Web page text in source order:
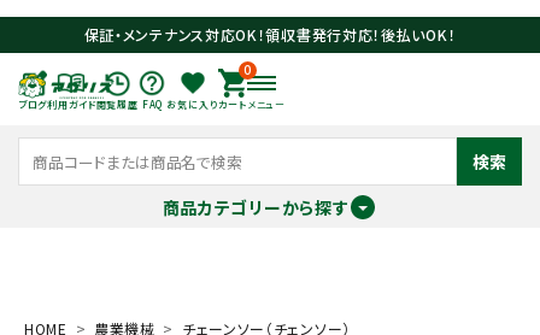
保証・メンテナンス対応OK！領収書発行対応！後払いOK！
ブログ利用ガイド閲覧履歴 FAQ お気に入り
0
カート メニュー
検索
商品カテゴリーから探す
HOME 農業機械
チェーンソー（チェンソー）